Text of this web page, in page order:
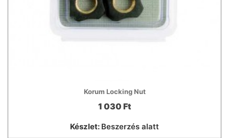
Korum Locking Nut
1 030 Ft
Készlet: Beszerzés alatt